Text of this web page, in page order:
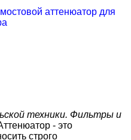
аттенюатор для
техники. Фильтры и
- это
строго